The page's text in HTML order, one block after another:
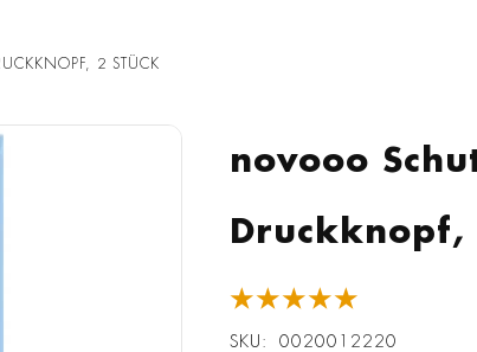
2 STÜCK
novooo
Druckknopf,
★★★★★
SKU 0020012220